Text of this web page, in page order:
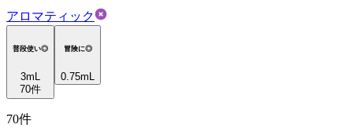
アロマティック
普段使い◎
3mL
70件
冒険に◎
0.75mL
70件